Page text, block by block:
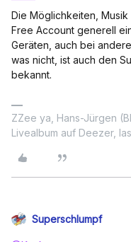
Die Möglichkeiten,
Free Account generell
Geräten, auch bei
was nicht, ist auch den
bekannt.
ZZee ya, Hans-Jürgen
Livealbum auf Deezer,
Superschlumpf